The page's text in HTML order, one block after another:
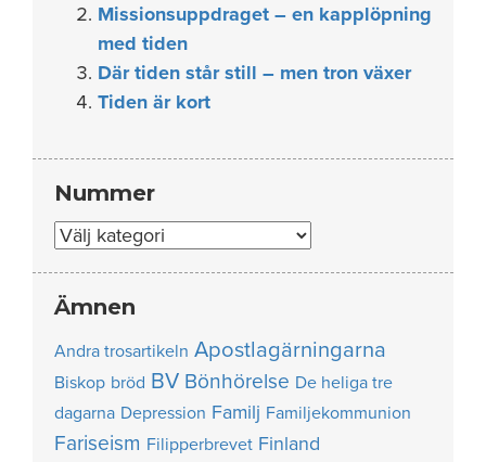
Missionsuppdraget – en kapplöpning
med tiden
Där tiden står still – men tron växer
Tiden är kort
Nummer
Nummer
Ämnen
Andra trosartikeln Apostlagärningarna
Biskop bröd BV Bönhörelse De heliga tre
dagarna Depression Familj Familjekommunion
Fariseism Filipperbrevet Finland